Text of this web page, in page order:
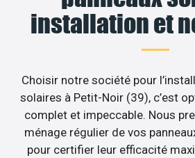
installation et
Choisir notre société pour
solaires à Petit-Noir (39), c’est
complet et impeccable. Nous
ménage régulier de vos
pour certifier leur efficacité